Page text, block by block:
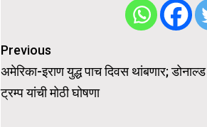
Post
navigation
Previous
अमेरिका-इराण युद्ध पाच दिवस थांबणार; डोनाल्ड
ट्रम्प यांची मोठी घोषणा